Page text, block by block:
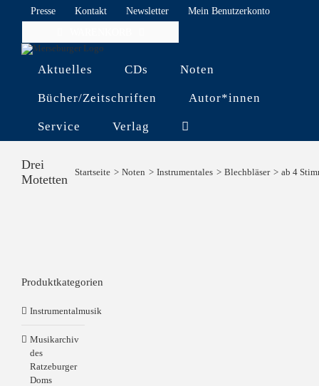
Presse Kontakt Newsletter
Mein Benutzerkonto
Aktuelles CDs Noten
Bücher/Zeitschriften Autor*innen
Service Verlag
Drei
Motetten
Startseite Noten Instrumentales Blechbläser ab 4
Produktkategorien
Instrumentalmusik
Musikarchiv
des
Ratzeburger
Doms